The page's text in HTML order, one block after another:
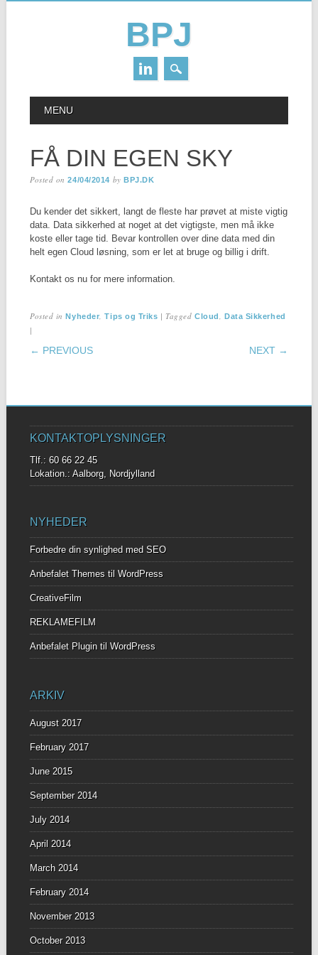
BPJ
MAIN MENU
MENU
FÅ DIN EGEN SKY
Posted on24/04/2014 byBPJ.DK
Du kender det sikkert, langt de fleste har prøvet at miste vigtig
data. Data sikkerhed at noget at det vigtigste, men må ikke
koste eller tage tid. Bevar kontrollen over dine data med din
helt egen Cloud løsning, som er let at bruge og billig i drift.
Kontakt os nu for mere information.
Posted inNyheder ,Tips og Triks |TaggedCloud Data Sikkerhed
|
POST NAVIGATION
← PREVIOUS NEXT →
KONTAKTOPLYSNINGER
Tlf.: 60 66 22 45
Lokation.: Aalborg, Nordjylland
NYHEDER
Forbedre din synlighed med SEO
Anbefalet Themes til WordPress
CreativeFilm
REKLAMEFILM
Anbefalet Plugin til WordPress
ARKIV
August 2017
February 2017
June 2015
September 2014
July 2014
April 2014
March 2014
February 2014
November 2013
October 2013